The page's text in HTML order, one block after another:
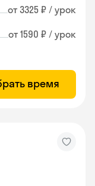
от 3325 ₽ / урок
от 1590 ₽ / урок
время